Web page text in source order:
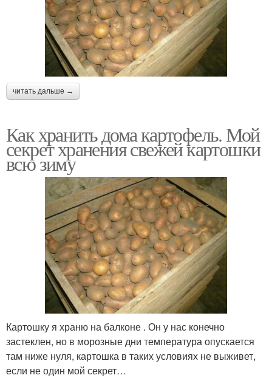
читать дальше →
Как хранить дома картофель. Мой
секрет хранения свежей картошки
всю зиму
Картошку я храню на балконе . Он у нас конечно
застеклен, но в морозные дни температура опускается
там ниже нуля, картошка в таких условиях не выживет,
если не один мой секрет…